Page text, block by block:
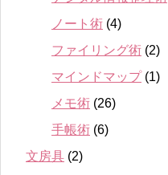
ノート術 (4)
ファイリング術 (2)
マインドマップ(1)
メモ術 (26)
手帳術 (6)
文房具 (2)